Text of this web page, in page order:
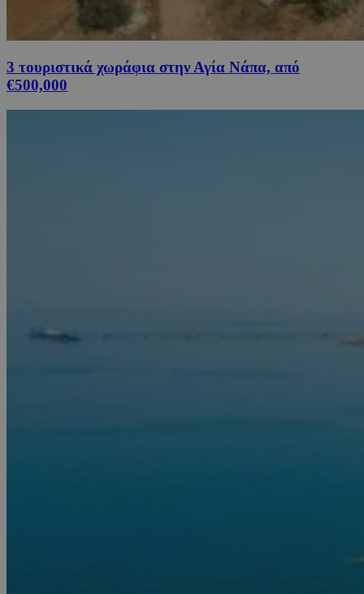
3 τουριστικά χωράφια στην Αγία Νάπα, από
€500,000